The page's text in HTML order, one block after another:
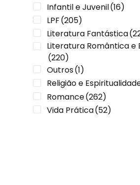
Infantil e Juvenil(16)
LPF(205)
Literatura Fantástica
Literatura Romântica e
(220)
Outros(1)
Religião e
Romance(262)
Vida Prática(52)